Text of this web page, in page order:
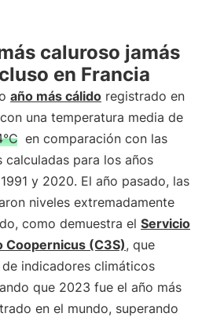
caluroso jamás
en Francia
año más cálido registrado en
una temperatura media de
en comparación con las
calculadas para los años
y 2020. El año pasado, las
niveles extremadamente
como demuestra el Servicio
Coopernicus (C3S), que
indicadores climáticos
que 2023 fue el año más
en el mundo, superando